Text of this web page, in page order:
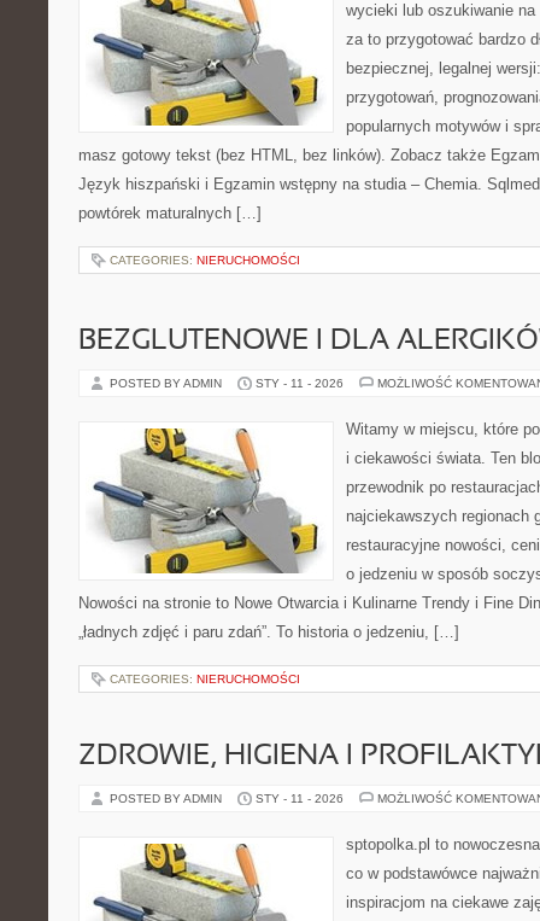
wycieki lub oszukiwanie na
za to przygotować bardzo
bezpiecznej, legalnej
przygotowań,
popularnych motywów i
masz gotowy tekst (bez HTML, bez linków). Zobacz także
Język hiszpański i Egzamin wstępny na studia – Chemia.
powtórek maturalnych […]
CATEGORIES: NIERUCHOMOŚCI
BEZGLUTENOWE I DLA
POSTED BY ADMIN STY - 11 - 2026 MOŻLIWOŚĆ
Witamy w miejscu, które
i ciekawości świata. Ten
przewodnik po
najciekawszych regionach
restauracyjne nowości,
o jedzeniu w sposób
Nowości na stronie to Nowe Otwarcia i Kulinarne Trendy i Fine
„ładnych zdjęć i paru zdań”. To historia o jedzeniu, […]
CATEGORIES: NIERUCHOMOŚCI
ZDROWIE, HIGIENA I
POSTED BY ADMIN STY - 11 - 2026 MOŻLIWOŚĆ
sptopolka.pl to
co w podstawówce
inspiracjom na ciekawe